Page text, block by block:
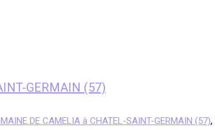
GERMAIN (57)
DE CAMELIA à CHATEL-SAINT-GERMAIN (57),